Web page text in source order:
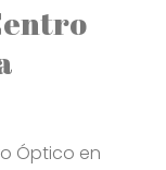
Óptico en